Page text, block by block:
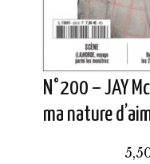
N°200 – JAY
ma nature